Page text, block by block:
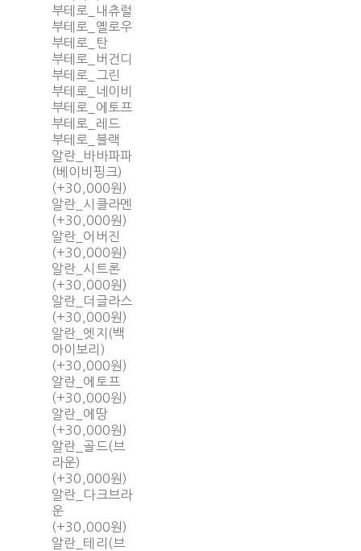
부테로_내츄럴
부테로_옐로우
부테로_탄
부테로_버건디
부테로_그린
부테로_네이비
부테로_에토프
부테로_레드
부테로_블랙
알란_바바파파
(베이비핑크)
(+30,000원)
알란_시클라멘
(+30,000원)
알란_어버진
(+30,000원)
알란_시트론
(+30,000원)
알란_더글라스
(+30,000원)
알란_엣지(백
아이보리)
(+30,000원)
알란_에토프
(+30,000원)
알란_에땅
(+30,000원)
알란_골드(브
라운)
(+30,000원)
알란_다크브라
운
(+30,000원)
알란_테리(브